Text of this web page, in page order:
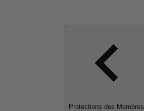
Protections des Membres